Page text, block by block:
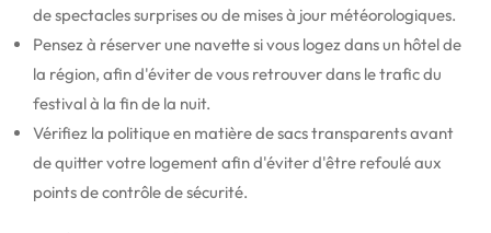
de spectacles surprises ou de mises à jour météorologiques.
Pensez à réserver une navette si vous logez dans un hôtel de
la région, afin d'éviter de vous retrouver dans le trafic du
festival à la fin de la nuit.
Vérifiez la politique en matière de sacs transparents avant
de quitter votre logement afin d'éviter d'être refoulé aux
points de contrôle de sécurité.